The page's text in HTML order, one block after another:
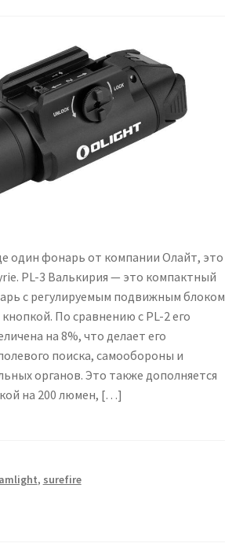
один фонарь от компании Олайт, это
PL-3 Валькирия — это компактный
с регулируемым подвижным блоком
По сравнению с PL-2 его
на 8%, что делает его
поиска, самообороны и
органов. Это также дополняется
на 200 люмен, […]
, surefire